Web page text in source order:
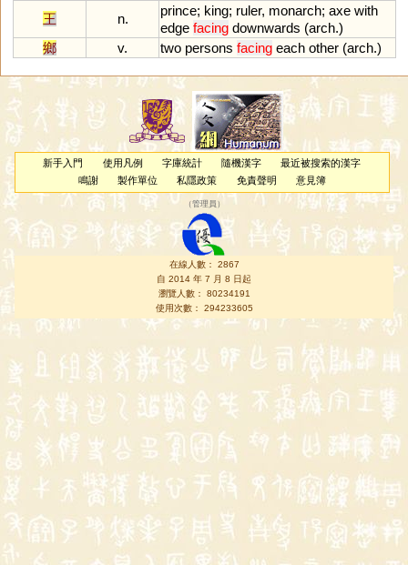
王
n.
prince; king; ruler, monarch; axe with
edge facing downwards (arch.)
鄉
v. two persons facing each other (arch.)
新手入門 使用凡例 字庫統計 隨機漢字
最近被搜索的漢字
鳴謝
製作單位 私隱政策 免責聲明 意見簿
（管理員 ）
在線人數： 2867
自 2014 年 7 月 8 日起
瀏覽人數： 80234191
使用次數： 294233605